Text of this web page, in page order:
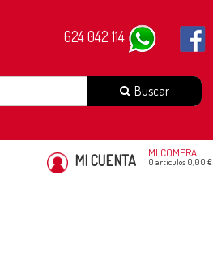
624 042 114
Buscar
MI CUENTA MI COMPRA
0 artículos 0,00 €